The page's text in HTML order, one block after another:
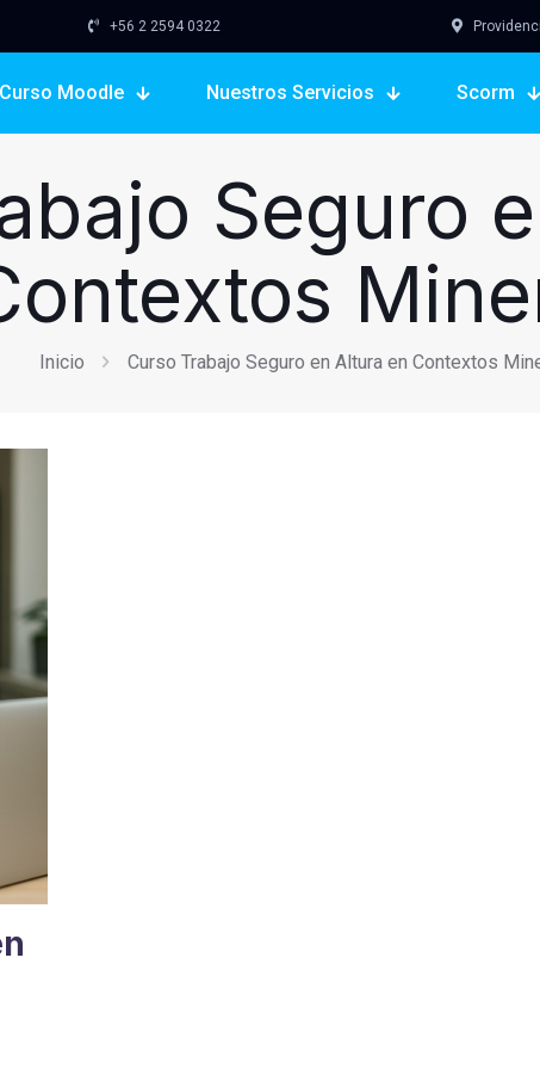
+56 2 2594 0322
Curso Moodle Nuestros Servicios Scorm
Seguro
Inicio Curso Trabajo Seguro en Altura en Contextos